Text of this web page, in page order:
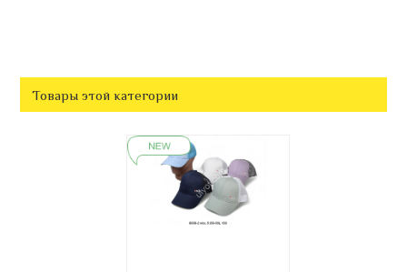
Товары этой категории